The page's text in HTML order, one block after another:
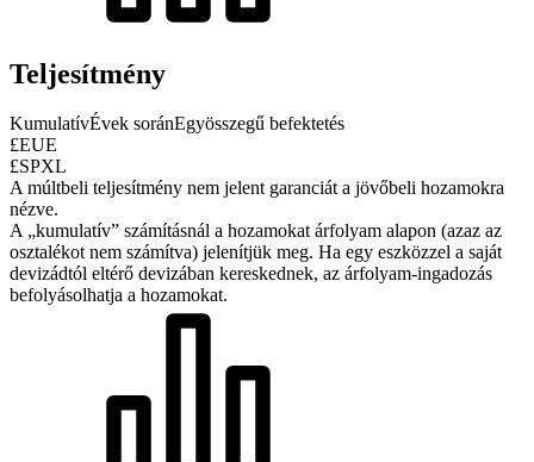
Teljesítmény
KumulatívÉvek soránEgyösszegű befektetés
£EUE
£SPXL
A múltbeli teljesítmény nem jelent garanciát a jövőbeli hozamokra
nézve.
A „kumulatív” számításnál a hozamokat árfolyam alapon (azaz az
osztalékot nem számítva) jelenítjük meg. Ha egy eszközzel a saját
devizádtól eltérő devizában kereskednek, az árfolyam-ingadozás
befolyásolhatja a hozamokat.